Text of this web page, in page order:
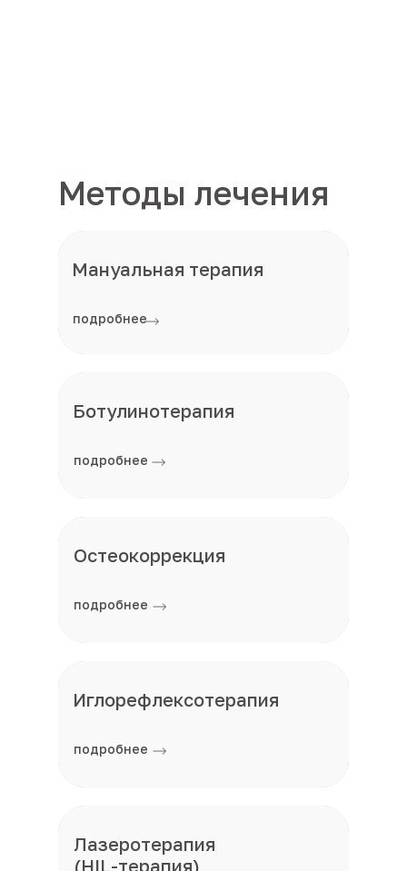
подробнее
Иглорефлексотерапия
Лазеротерапия
(HIL-терапия)
подробнее
Остеокоррекция
подробнее
Ботулинотерапия
подробнее
Мануальная терапия
Методы лечения